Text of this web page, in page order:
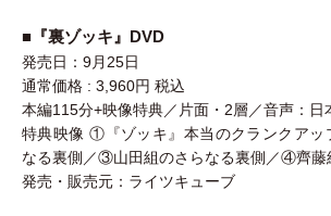
■『裏ゾッキ』DVD
発売日：9月25日
通常価格 : 3,960円 税込
本編115分+映像特典／片面・2層／音声：日
特典映像 ①『ゾッキ』本当のクランクア
なる裏側／③山田組のさらなる裏側／④齊藤
発売・販売元：ライツキューブ